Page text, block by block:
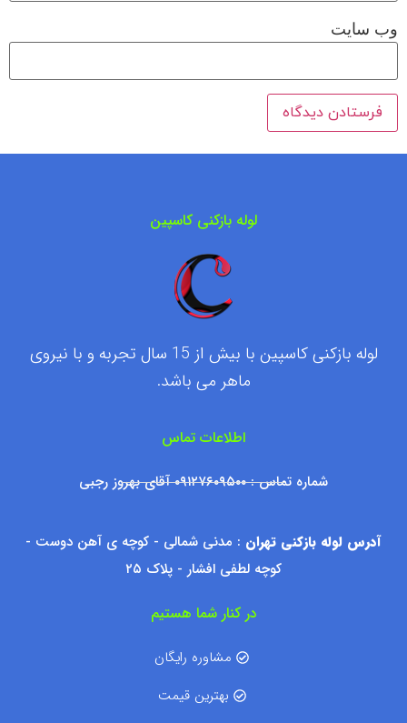
وب‌ سایت
لوله بازکنی کاسپین
لوله بازکنی کاسپین با بیش از 15 سال تجربه و با نیروی
ماهر می باشد.
اطلاعات تماس
شماره تماس : ۰۹۱۲۷۶۰۹۵۰۰ آقای بهروز رجبی
آدرس لوله بازکنی تهران : مدنی شمالی - کوچه ی آهن دوست -
کوچه لطفی افشار - پلاک ۲۵
در کنار شما هستیم
مشاوره رایگان
بهترین قیمت